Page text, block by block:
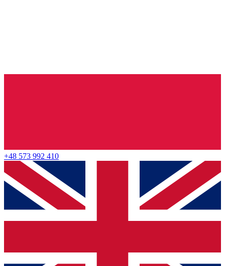
+48 573 992 410